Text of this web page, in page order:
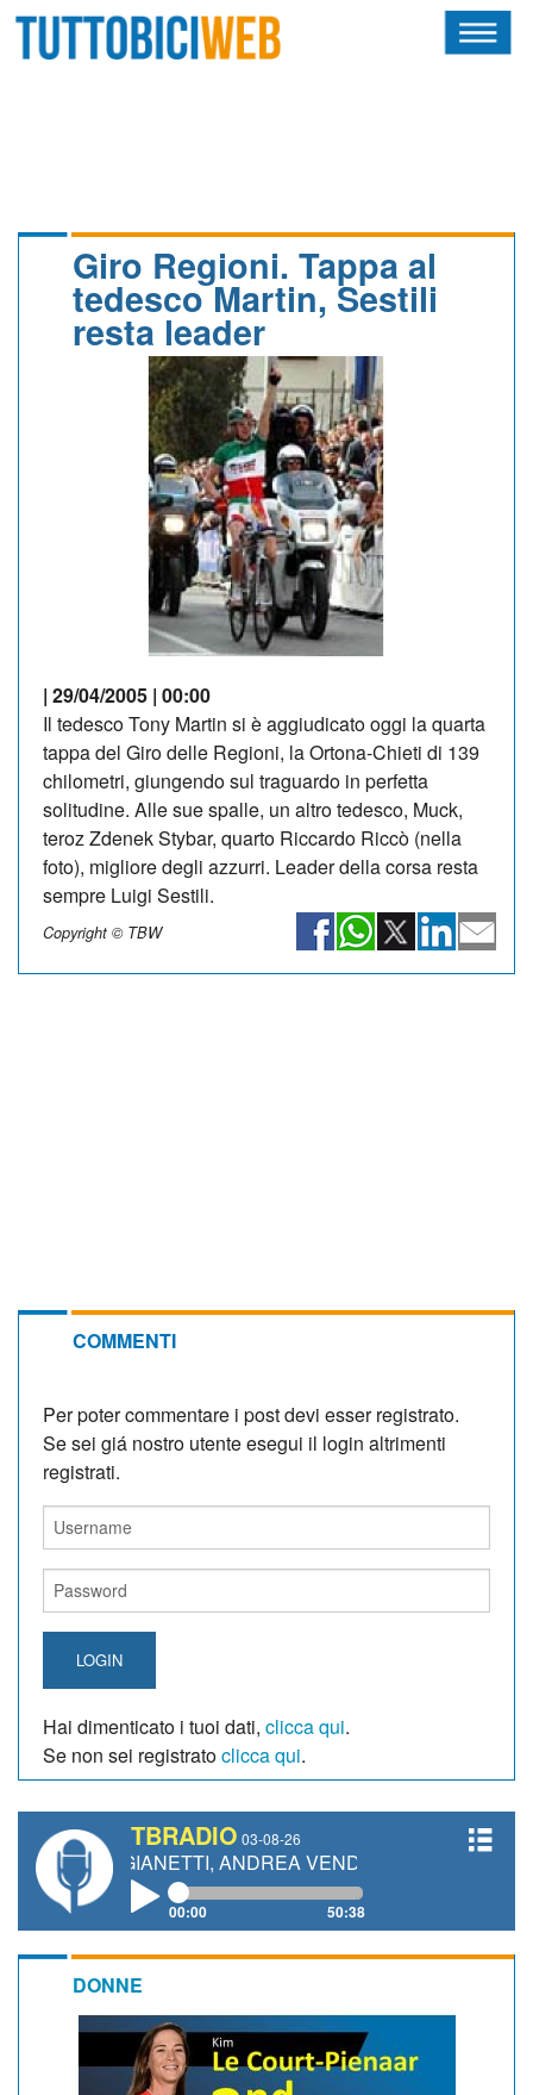
CALENDARIO
Giro Regioni. Tappa al
tedesco Martin, Sestili
resta leader
| 29/04/2005 | 00:00
Il tedesco Tony Martin si è aggiudicato oggi la quarta
tappa del Giro delle Regioni, la Ortona-Chieti di 139
chilometri, giungendo sul traguardo in perfetta
solitudine. Alle sue spalle, un altro tedesco, Muck,
teroz Zdenek Stybar, quarto Riccardo Riccò (nella
foto), migliore degli azzurri. Leader della corsa resta
sempre Luigi Sestili.
Copyright © TBW
COMMENTI
Per poter commentare i post devi esser registrato.
Se sei giá nostro utente esegui il login altrimenti
registrati.
LOGIN
Hai dimenticato i tuoi dati, clicca qui.
Se non sei registratoclicca qui.
TBRADIO 03-08-26
GIANETTI, ANDREA VENDRAME, FILIPPO FIORELLI
00:00 50:38
DONNE